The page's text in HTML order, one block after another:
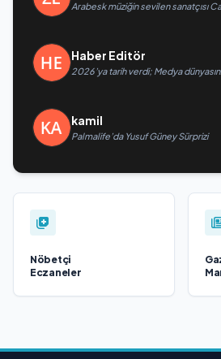
Arabesk müziğin sevilen sanatçısı
Haber Editör
2026’ya tarih verdi; Medya
kamil
Palmalife’da Yusuf Güney Sürprizi
Nöbetçi
Eczaneler